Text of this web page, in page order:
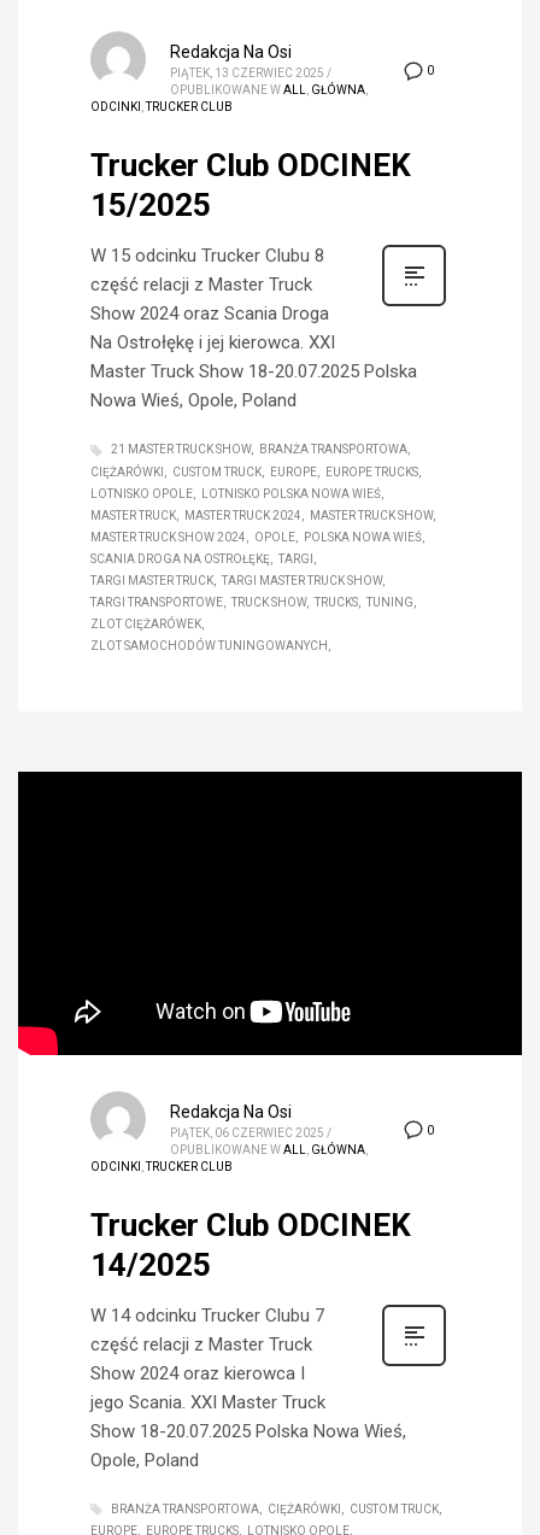
0
Redakcja Na Osi
PIĄTEK, 13 CZERWIEC 2025 /
OPUBLIKOWANE WALL, GŁÓWNA,
ODCINKI ,TRUCKER CLUB
Trucker Club ODCINEK
15/2025
W 15 odcinku Trucker Clubu 8
część relacji z Master Truck
Show 2024 oraz Scania Droga
Na Ostrołękę i jej kierowca. XXI
Master Truck Show 18-20.07.2025 Polska
Nowa Wieś, Opole, Poland
21 MASTER TRUCK SHOW
BRANŻA TRANSPORTOWA
CIĘŻARÓWKI
CUSTOM TRUCK EUROPE
EUROPE TRUCKS
LOTNISKO OPOLE
LOTNISKO POLSKA NOWA WIEŚ
MASTER TRUCK
MASTER TRUCK 2024
MASTER TRUCK SHOW
MASTER TRUCK SHOW 2024
OPOLE
POLSKA NOWA WIEŚ
SCANIA DROGA NA OSTROŁĘKĘ
TARGI
TARGI MASTER TRUCK
TARGI MASTER TRUCK SHOW
TARGI TRANSPORTOWE
TRUCK SHOW TRUCKS
TUNING
ZLOT CIĘŻARÓWEK
ZLOT SAMOCHODÓW TUNINGOWANYCH
0
Redakcja Na Osi
PIĄTEK, 06 CZERWIEC 2025 /
OPUBLIKOWANE WALL GŁÓWNA
ODCINKI ,TRUCKER CLUB
Trucker Club ODCINEK
14/2025
W 14 odcinku Trucker Clubu 7
część relacji z Master Truck
Show 2024 oraz kierowca I
jego Scania. XXI Master Truck
Show 18-20.07.2025 Polska Nowa Wieś,
Opole, Poland
BRANŻA TRANSPORTOWA CIĘŻARÓWKI
CUSTOM TRUCK
EUROPE
EUROPE TRUCKS LOTNISKO OPOLE